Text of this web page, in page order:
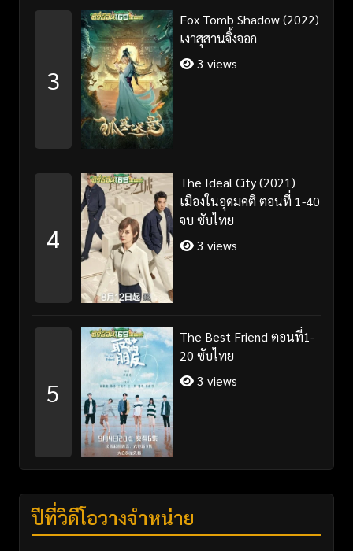
3
Fox Tomb Shadow (2022)
เงาสุสานจิ้งจอก
3 views
4
The Ideal City (2021)
เมืองในอุดมคติ ตอนที่ 1-40
จบ ซับไทย
3 views
5
The Best Friend ตอนที่1-
20 ซับไทย
3 views
ปีที่วิดีโอวางจำหน่าย